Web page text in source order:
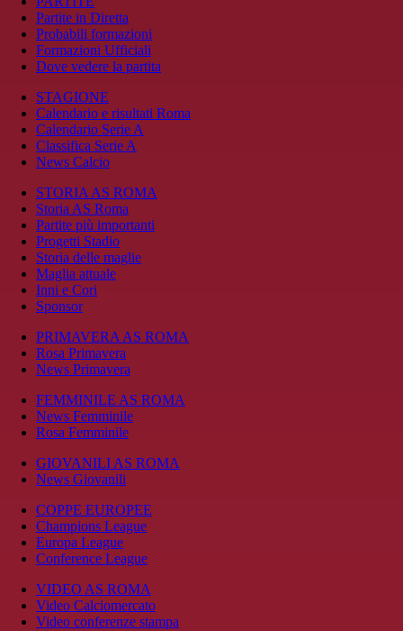
Partite in Diretta
Probabili formazioni
Formazioni Ufficiali
Dove vedere la partita
STAGIONE
Calendario e risultati Roma
Calendario Serie A
Classifica Serie A
News Calcio
STORIA AS ROMA
Storia AS Roma
Partite più importanti
Progetti Stadio
Storia delle maglie
Maglia attuale
Inni e Cori
Sponsor
PRIMAVERA AS ROMA
Rosa Primavera
News Primavera
FEMMINILE AS ROMA
News Femminile
Rosa Femminile
GIOVANILI AS ROMA
News Giovanili
COPPE EUROPEE
Champions League
Europa League
Conference League
VIDEO AS ROMA
Video Calciomercato
Video conferenze stampa